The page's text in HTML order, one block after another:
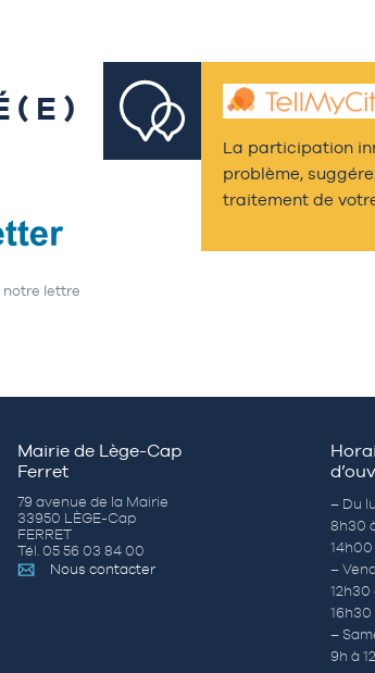
notre lettre
La participation
problème,
traitement de
Mairie de Lège-Cap
Ferret
79 avenue de la Mairie
33950 LÈGE-Cap
FERRET
Tél. 05 56 03 84 00
Nous contacter
– Du
8h30
14h00
–
12h30
16h30
–
9h à